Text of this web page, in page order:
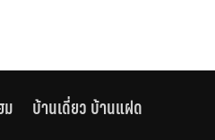
ม
บ้านเดี่ยว บ้านแฝด